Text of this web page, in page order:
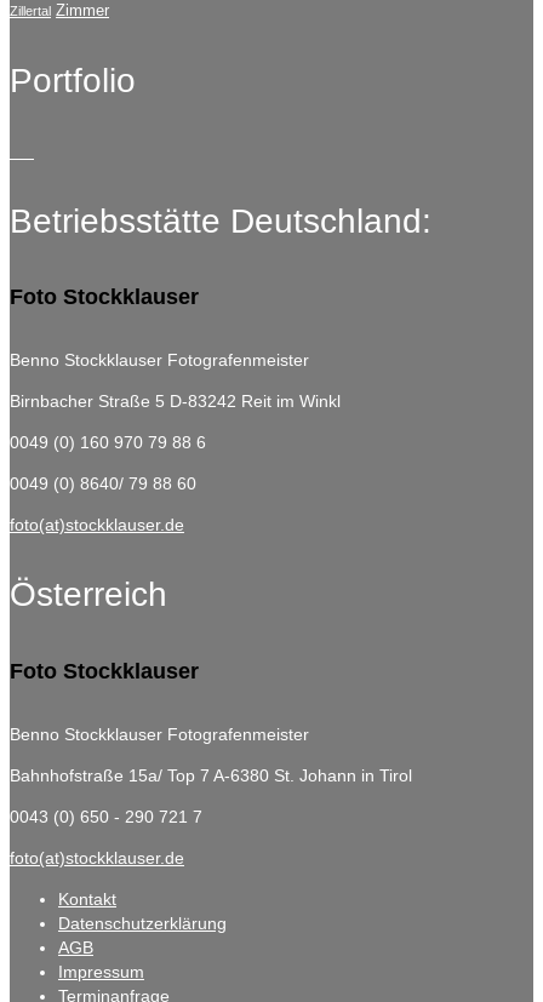
Zillertal Zimmer
Portfolio
Betriebsstätte Deutschland:
Foto Stockklauser
Benno Stockklauser Fotografenmeister
Birnbacher Straße 5 D-83242 Reit im Winkl
0049 (0) 160 970 79 88 6
0049 (0) 8640/ 79 88 60
foto(at)stockklauser.de
Österreich
Foto Stockklauser
Benno Stockklauser Fotografenmeister
Bahnhofstraße 15a/ Top 7 A-6380 St. Johann in Tirol
0043 (0) 650 - 290 721 7
foto(at)stockklauser.de
Kontakt
Datenschutzerklärung
AGB
Impressum
Terminanfrage